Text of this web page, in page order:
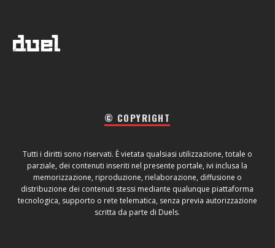
© COPYRIGHT
Tutti i diritti sono riservati. È vietata qualsiasi utilizzazione, totale o
parziale, dei contenuti inseriti nel presente portale, ivi inclusa la
memorizzazione, riproduzione, rielaborazione, diffusione o
distribuzione dei contenuti stessi mediante qualunque piattaforma
tecnologica, supporto o rete telematica, senza previa autorizzazione
scritta da parte di Duels.